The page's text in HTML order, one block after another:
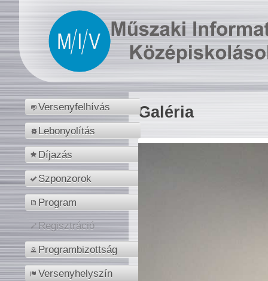
Versenyfelhívás
Lebonyolítás
Díjazás
Szponzorok
Program
Regisztráció
Programbizottság
Versenyhelyszín
Galéria